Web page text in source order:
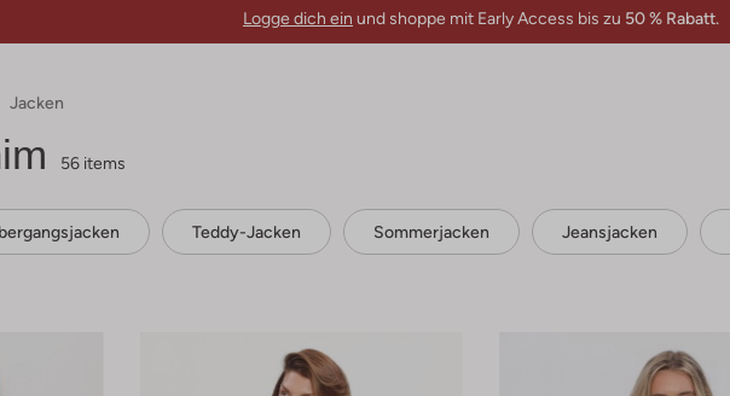
Logge dich ein und shoppe mit Early Access bis zu 50 % Rabatt.
Jacken
56 items
Teddy-Jacken Sommerjacken Jeansjacken